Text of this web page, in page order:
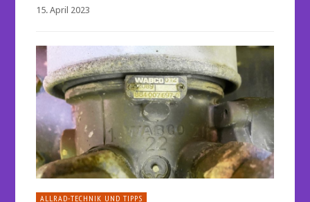
15. April 2023
ALLRAD-TECHNIK UND TIPPS